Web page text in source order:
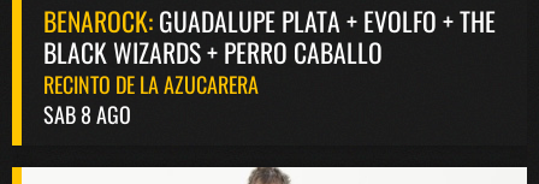
BENAROCK:GUADALUPE PLATA + EVOLFO + THE
BLACK WIZARDS + PERRO CABALLO
RECINTO DE LA AZUCARERA
SAB 8 AGO